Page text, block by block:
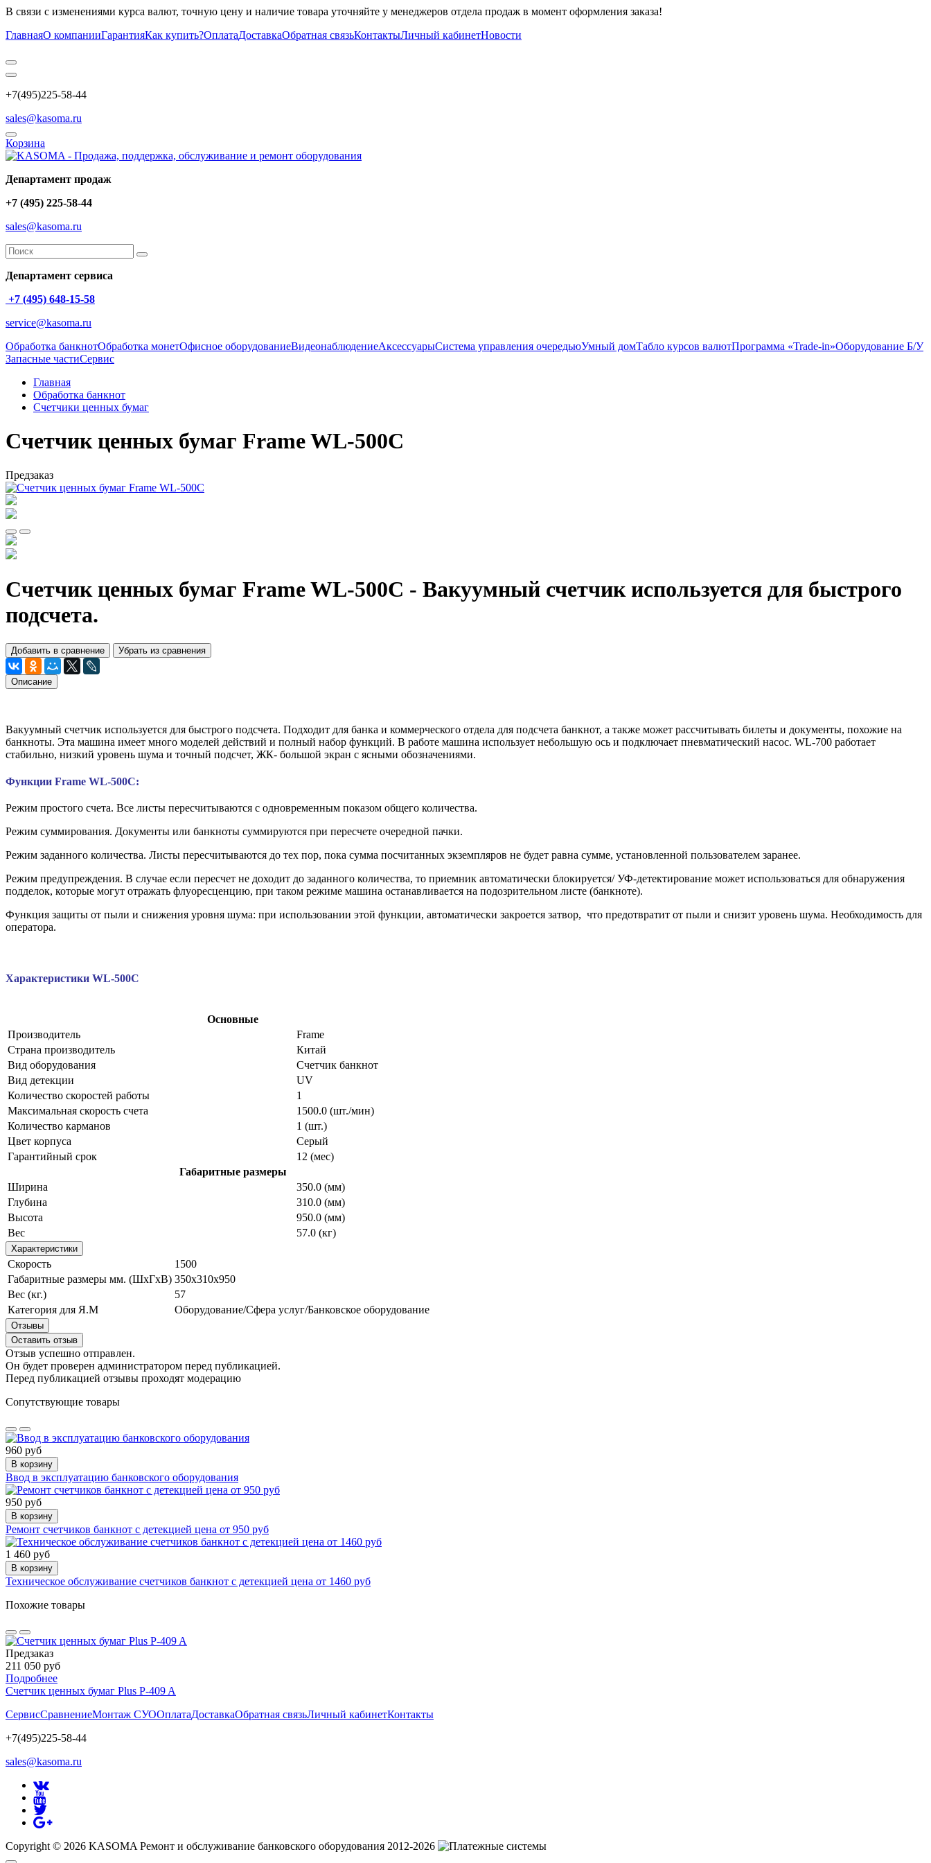
В связи с изменениями курса валют, точную цену и наличие товара уточняйте у менеджеров отдела продаж в момент оформления заказа!
ГлавнаяО компанииГарантияКак купить?ОплатаДоставкаОбратная связьКонтактыЛичный кабинетНовости
+7(495)225-58-44
sales@kasoma.ru
Корзина
Департамент продаж
+7 (495) 225-58-44
sales@kasoma.ru
Департамент сервиса
+7 (495) 648-15-58
service@kasoma.ru
Обработка банкнотОбработка монетОфисное оборудованиеВидеонаблюдениеАксессуарыСистема управления очередьюУмный домТабло курсов валютПрограмма «Trade-in»Оборудование Б/У
Запасные частиСервис
Главная
Обработка банкнот
Счетчики ценных бумаг
Счетчик ценных бумаг Frame WL-500C
Предзаказ
Счетчик ценных бумаг Frame WL-500C - Вакуумный счетчик используется для быстрого
подсчета.
Добавить в сравнение Убрать из сравнения
Описание
Вакуумный счетчик используется для быстрого подсчета. Подходит для банка и коммерческого отдела для подсчета банкнот, а также может рассчитывать билеты и документы, похожие на
банкноты. Эта машина имеет много моделей действий и полный набор функций. В работе машина использует небольшую ось и подключает пневматический насос. WL-700 работает
стабильно, низкий уровень шума и точный подсчет, ЖК- большой экран с ясными обозначениями.
Функции Frame WL-500C:
Режим простого счета. Все листы пересчитываются с одновременным показом общего количества.
Режим суммирования. Документы или банкноты суммируются при пересчете очередной пачки.
Режим заданного количества. Листы пересчитываются до тех пор, пока сумма посчитанных экземпляров не будет равна сумме, установленной пользователем заранее.
Режим предупреждения. В случае если пересчет не доходит до заданного количества, то приемник автоматически блокируется/ УФ-детектирование может использоваться для обнаружения
подделок, которые могут отражать флуоресценцию, при таком режиме машина останавливается на подозрительном листе (банкноте).
Функция защиты от пыли и снижения уровня шума: при использовании этой функции, автоматически закроется затвор, что предотвратит от пыли и снизит уровень шума. Необходимость для
оператора.
Характеристики WL-500C
Основные
Производитель
Frame
Страна производитель
Китай
Вид оборудования
Счетчик банкнот
Вид детекции
UV
Количество скоростей работы
1
Максимальная скорость счета
1500.0 (шт./мин)
Количество карманов
1 (шт.)
Цвет корпуса
Серый
Гарантийный срок
12 (мес)
Габаритные размеры
Ширина
350.0 (мм)
Глубина
310.0 (мм)
Высота
950.0 (мм)
Вес
57.0 (кг)
Характеристики
Скорость
1500
Габаритные размеры мм. (ШхГхВ) 350х310х950
Вес (кг.)
57
Категория для Я.М
Оборудование/Сфера услуг/Банковское оборудование
Отзывы
Оставить отзыв
Отзыв успешно отправлен.
Он будет проверен администратором перед публикацией.
Перед публикацией отзывы проходят модерацию
Сопутствующие товары
960 руб
В корзину
Ввод в эксплуатацию банковского оборудования
950 руб
В корзину
Ремонт счетчиков банкнот с детекцией цена от 950 руб
1 460 руб
В корзину
Техническое обслуживание счетчиков банкнот с детекцией цена от 1460 руб
Похожие товары
Предзаказ
211 050 руб
Подробнее
Счетчик ценных бумаг Plus P-409 A
СервисСравнениеМонтаж СУООплатаДоставкаОбратная связьЛичный кабинетКонтакты
+7(495)225-58-44
sales@kasoma.ru
Copyright © 2026 KASOMA Ремонт и обслуживание банковского оборудования 2012-2026